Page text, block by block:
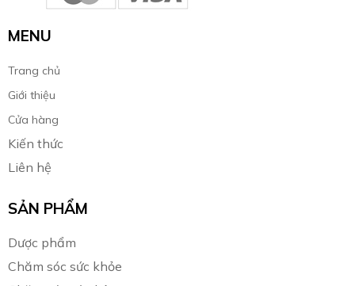
MENU
Trang chủ
Giới thiệu
Cửa hàng
Kiến thức
Liên hệ
SẢN PHẨM
Dược phẩm
Chăm sóc sức khỏe